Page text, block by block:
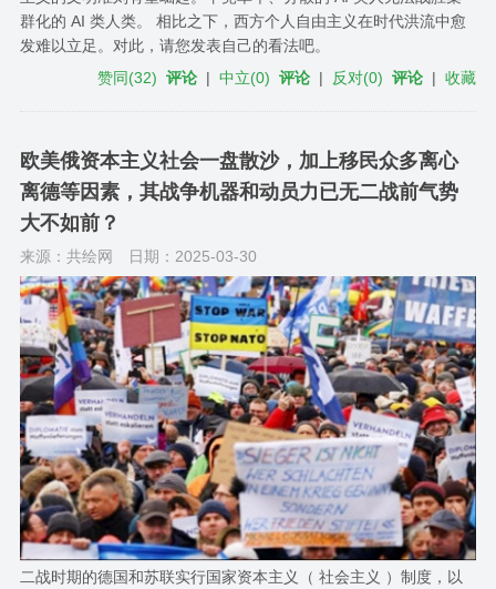
群化的 AI 类人类。 相比之下，西方个人自由主义在时代洪流中愈
发难以立足。对此，请您发表自己的看法吧。
赞同(32) 评论 |中立(0) 评论 | 反对(0) 评论 |收藏
欧美俄资本主义社会一盘散沙，加上移民众多离心
离德等因素，其战争机器和动员力已无二战前气势
大不如前？
来源：共绘网 日期：2025-03-30
二战时期的德国和苏联实行国家资本主义（ 社会主义 ）制度，以